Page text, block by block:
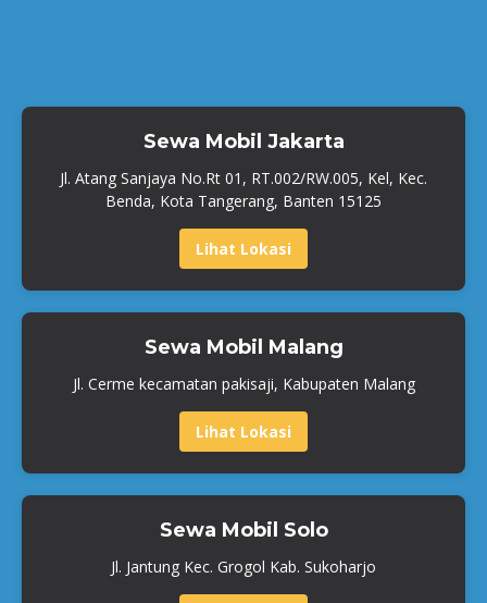
Sewa Mobil Jakarta
Jl. Atang Sanjaya No.Rt 01, RT.002/RW.005, Kel, Kec.
Benda, Kota Tangerang, Banten 15125
Lihat Lokasi
Sewa Mobil Malang
Jl. Cerme kecamatan pakisaji, Kabupaten Malang
Lihat Lokasi
Sewa Mobil Solo
Jl. Jantung Kec. Grogol Kab. Sukoharjo